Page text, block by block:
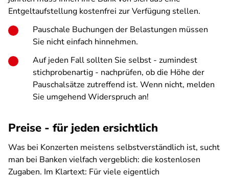
Entgeltaufstellung kostenfrei zur Verfügung stellen.
Pauschale Buchungen der Belastungen müssen
Sie nicht einfach hinnehmen.
Auf jeden Fall sollten Sie selbst - zumindest
stichprobenartig - nachprüfen, ob die Höhe der
Pauschalsätze zutreffend ist. Wenn nicht, melden
Sie umgehend Widerspruch an!
Preise - für jeden ersichtlich
Was bei Konzerten meistens selbstverständlich ist, sucht
man bei Banken vielfach vergeblich: die kostenlosen
Zugaben. Im Klartext: Für viele eigentlich